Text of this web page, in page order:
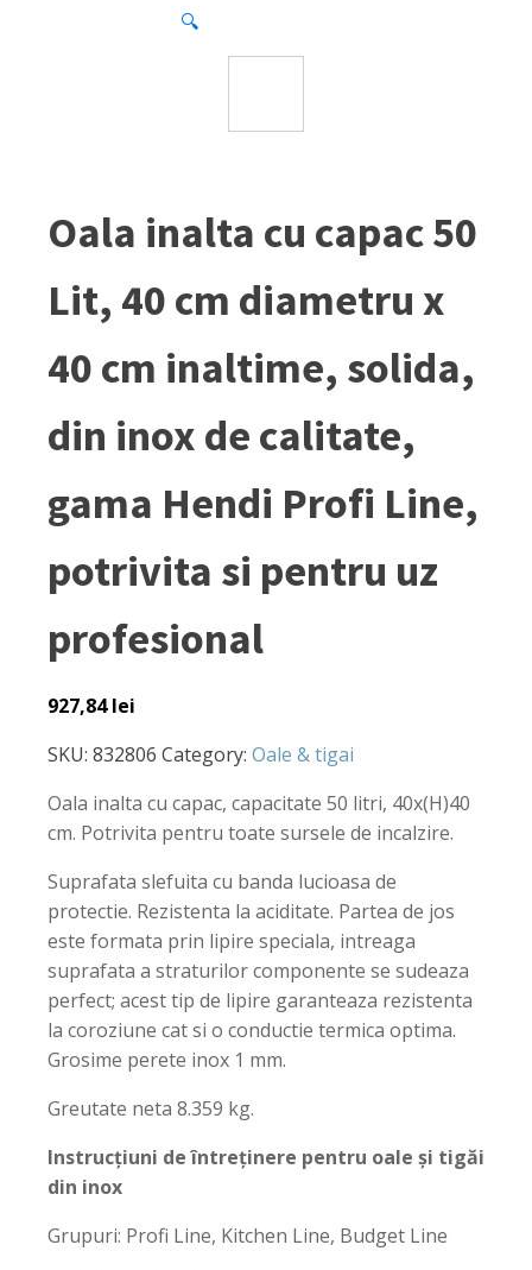
🔍
Oala inalta cu capac 50
Lit, 40 cm diametru x
40 cm inaltime, solida,
din inox de calitate,
gama Hendi Profi Line,
potrivita si pentru uz
profesional
927,84lei
SKU: 832806 Category: Oale & tigai
Oala inalta cu capac, capacitate 50 litri, 40x(H)40
cm. Potrivita pentru toate sursele de incalzire.
Suprafata slefuita cu banda lucioasa de
protectie. Rezistenta la aciditate. Partea de jos
este formata prin lipire speciala, intreaga
suprafata a straturilor componente se sudeaza
perfect; acest tip de lipire garanteaza rezistenta
la coroziune cat si o conductie termica optima.
Grosime perete inox 1 mm.
Greutate neta 8.359 kg.
Instrucțiuni de întreținere pentru oale și tigăi
din inox
Grupuri: Profi Line, Kitchen Line, Budget Line